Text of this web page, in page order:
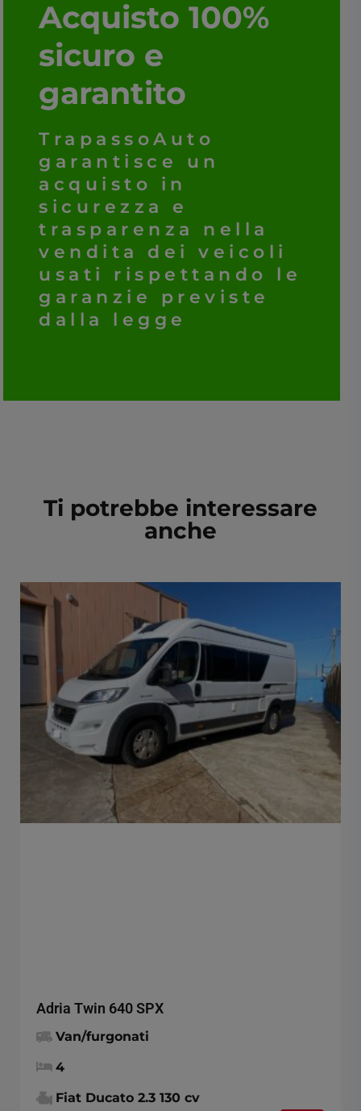
Acquisto 100%
sicuro e
garantito
TrapassoAuto
garantisce un
acquisto in
sicurezza e
trasparenza nella
vendita dei veicoli
usati rispettando le
garanzie previste
dalla legge
Ti potrebbe interessare
anche
Adria Twin 640 SPX
Van/furgonati
4
Fiat Ducato 2.3 130 cv